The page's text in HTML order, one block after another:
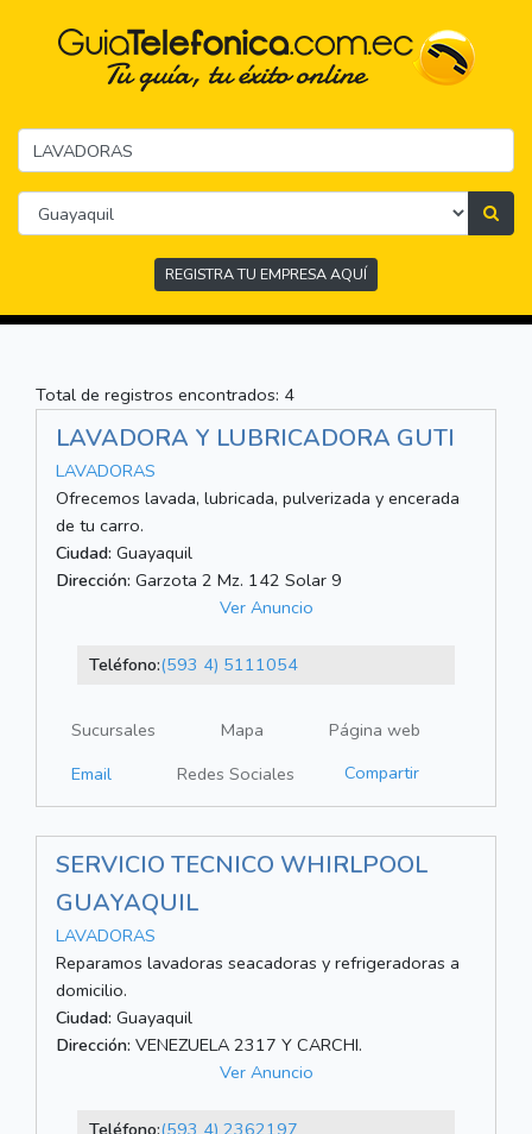
REGISTRA TU EMPRESA AQUÍ
Total de registros encontrados: 4
LAVADORA Y LUBRICADORA GUTI
LAVADORAS
Ofrecemos lavada, lubricada, pulverizada y encerada
de tu carro.
Ciudad: Guayaquil
Dirección: Garzota 2 Mz. 142 Solar 9
Ver Anuncio
Teléfono:(593 4) 5111054
Sucursales Mapa
Página web
Email
Redes Sociales Compartir
SERVICIO TECNICO WHIRLPOOL
GUAYAQUIL
LAVADORAS
Reparamos lavadoras seacadoras y refrigeradoras a
domicilio.
Ciudad: Guayaquil
Dirección: VENEZUELA 2317 Y CARCHI.
Ver Anuncio